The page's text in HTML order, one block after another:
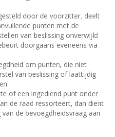
door de voorzitter, deelt
punten met de
van beslissing onverwijld
doorgaans eveneens via
om punten, die niet
van beslissing of laattijdig
of een ingediend punt onder
de raad ressorteert, dan dient
de bevoegdheidsvraag aan